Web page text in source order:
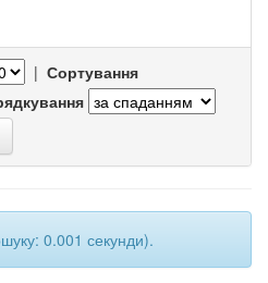
| Сортування
0.001 секунди).